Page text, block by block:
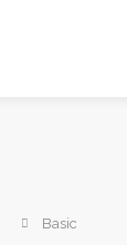
Basic